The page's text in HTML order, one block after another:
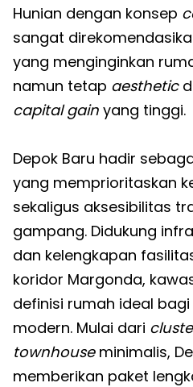
Hunian dengan konsep
sangat
yang menginginkan
namun tetap aesthetic
capital gain yang tinggi.
Depok Baru hadir
yang memprioritaskan
sekaligus aksesibilitas
gampang. Didukung
dan kelengkapan
koridor Margonda,
definisi rumah ideal
modern. Mulai dari
townhouseminimalis,
memberikan paket